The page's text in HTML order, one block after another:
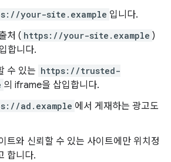
your-site.example 입니다.
처 ( https://your-site.example )
합니다.
수 있는 https://trusted-
의 iframe을 삽입합니다.
ad.example 에서 게재하는 광고도
트와 신뢰할 수 있는 사이트에만 위치정
합니다.